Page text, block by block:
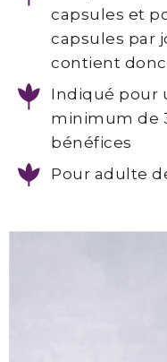
capsules et
capsules par
contient donc
Indiqué pour
minimum de
bénéfices
Pour adulte
Beauté
Esthétique
Spécialisée